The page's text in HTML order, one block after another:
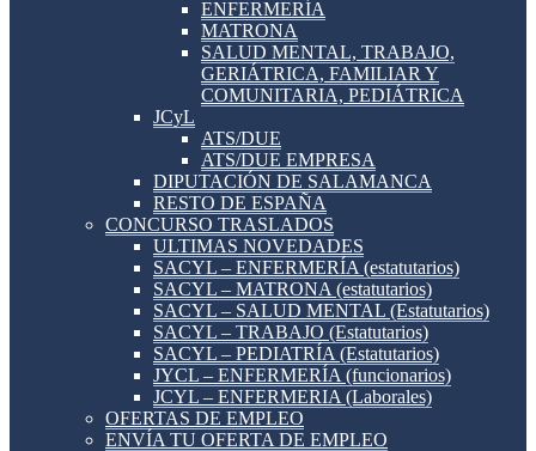
ENFERMERÍA
MATRONA
SALUD MENTAL, TRABAJO,
GERIÁTRICA, FAMILIAR Y
COMUNITARIA, PEDIÁTRICA
JCyL
ATS/DUE
ATS/DUE EMPRESA
DIPUTACIÓN DE SALAMANCA
RESTO DE ESPAÑA
CONCURSO TRASLADOS
ULTIMAS NOVEDADES
SACYL – ENFERMERÍA (estatutarios)
SACYL – MATRONA (estatutarios)
SACYL – SALUD MENTAL (Estatutarios)
SACYL – TRABAJO (Estatutarios)
SACYL – PEDIATRÍA (Estatutarios)
JYCL – ENFERMERÍA (funcionarios)
JCYL – ENFERMERIA (Laborales)
OFERTAS DE EMPLEO
ENVÍA TU OFERTA DE EMPLEO